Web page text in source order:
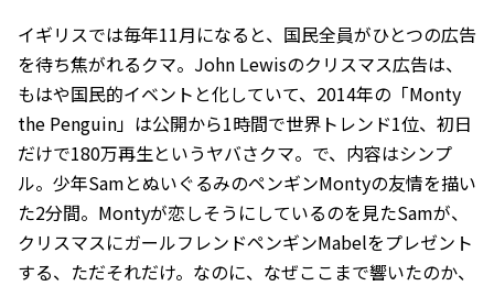
イギリスでは毎年11月になると、国民全員がひとつの広告
を待ち焦がれるクマ。John Lewisのクリスマス広告は、
もはや国民的イベントと化していて、2014年の「Monty
the Penguin」は公開から1時間で世界トレンド1位、初日
だけで180万再生というヤバさクマ。で、内容はシンプ
ル。少年SamとぬいぐるみのペンギンMontyの友情を描い
た2分間。Montyが恋しそうにしているのを見たSamが、
クリスマスにガールフレンドペンギンMabelをプレゼント
する、ただそれだけ。なのに、なぜここまで響いたのか、